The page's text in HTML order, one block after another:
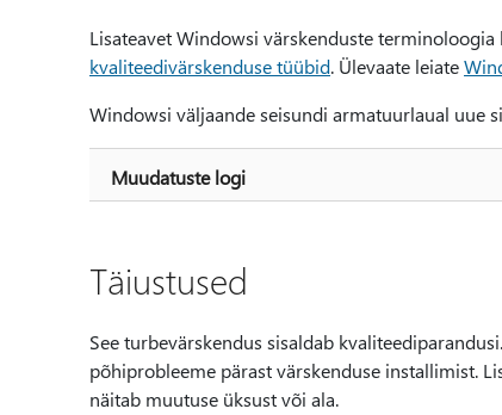
Lisateavet Windowsi värskenduste terminoloogia
kvaliteedivärskenduse tüübid. Ülevaate leiate
Windowsi väljaande seisundi armatuurlaual uue
Muudatuste logi
Täiustused
See turbevärskendus sisaldab
põhiprobleeme pärast värskenduse installimist.
näitab muutuse üksust või ala.